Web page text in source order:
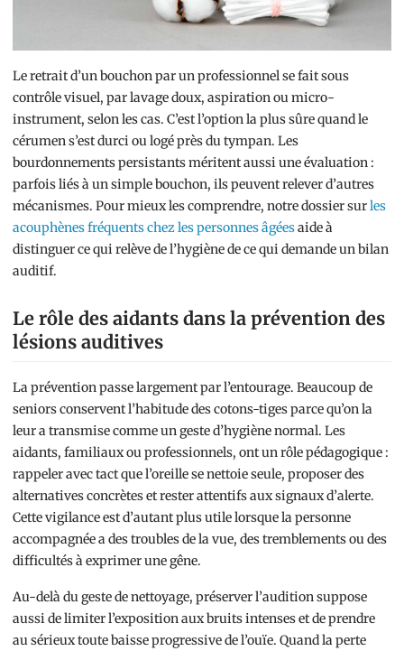
Le retrait d’un bouchon par un professionnel se fait sous
contrôle visuel, par lavage doux, aspiration ou micro-
instrument, selon les cas. C’est l’option la plus sûre quand le
cérumen s’est durci ou logé près du tympan. Les
bourdonnements persistants méritent aussi une évaluation :
parfois liés à un simple bouchon, ils peuvent relever d’autres
mécanismes. Pour mieux les comprendre, notre dossier surles
acouphènes fréquents chez les personnes âgéesaide à
distinguer ce qui relève de l’hygiène de ce qui demande un bilan
auditif.
Le rôle des aidants dans la prévention des
lésions auditives
La prévention passe largement par l’entourage. Beaucoup de
seniors conservent l’habitude des cotons-tiges parce qu’on la
leur a transmise comme un geste d’hygiène normal. Les
aidants, familiaux ou professionnels, ont un rôle pédagogique :
rappeler avec tact que l’oreille se nettoie seule, proposer des
alternatives concrètes et rester attentifs aux signaux d’alerte.
Cette vigilance est d’autant plus utile lorsque la personne
accompagnée a des troubles de la vue, des tremblements ou des
difficultés à exprimer une gêne.
Au-delà du geste de nettoyage, préserver l’audition suppose
aussi de limiter l’exposition aux bruits intenses et de prendre
au sérieux toute baisse progressive de l’ouïe. Quand la perte